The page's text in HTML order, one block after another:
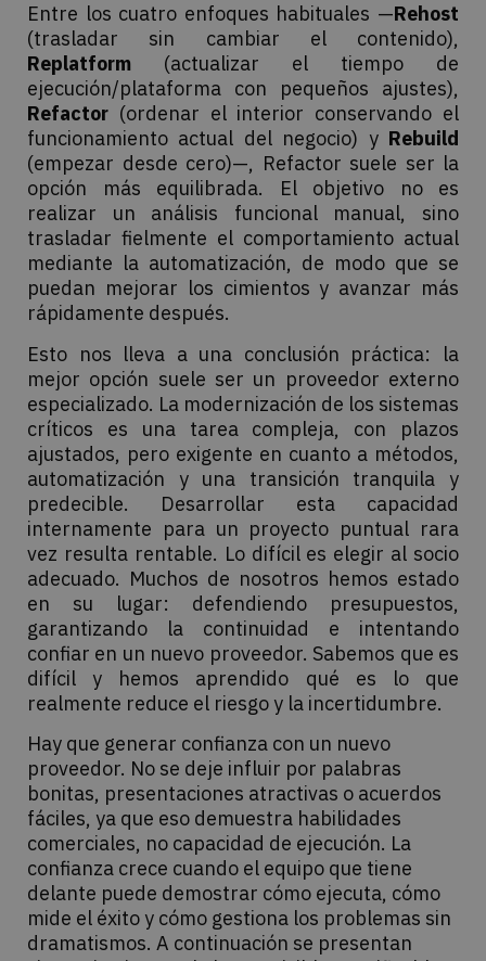
Entre los cuatro enfoques habituales —Rehost
(trasladar sin cambiar el contenido),
Replatform (actualizar el tiempo de
ejecución/plataforma con pequeños ajustes),
Refactor (ordenar el interior conservando el
funcionamiento actual del negocio) y Rebuild
(empezar desde cero)—, Refactor suele ser la
opción más equilibrada. El objetivo no es
realizar un análisis funcional manual, sino
trasladar fielmente el comportamiento actual
mediante la automatización, de modo que se
puedan mejorar los cimientos y avanzar más
rápidamente después.
Esto nos lleva a una conclusión práctica: la
mejor opción suele ser un proveedor externo
especializado. La modernización de los sistemas
críticos es una tarea compleja, con plazos
ajustados, pero exigente en cuanto a métodos,
automatización y una transición tranquila y
predecible. Desarrollar esta capacidad
internamente para un proyecto puntual rara
vez resulta rentable. Lo difícil es elegir al socio
adecuado. Muchos de nosotros hemos estado
en su lugar: defendiendo presupuestos,
garantizando la continuidad e intentando
confiar en un nuevo proveedor. Sabemos que es
difícil y hemos aprendido qué es lo que
realmente reduce el riesgo y la incertidumbre.
Hay que generar confianza con un nuevo
proveedor. No se deje influir por palabras
bonitas, presentaciones atractivas o acuerdos
fáciles, ya que eso demuestra habilidades
comerciales, no capacidad de ejecución. La
confianza crece cuando el equipo que tiene
delante puede demostrar cómo ejecuta, cómo
mide el éxito y cómo gestiona los problemas sin
dramatismos. A continuación se presentan